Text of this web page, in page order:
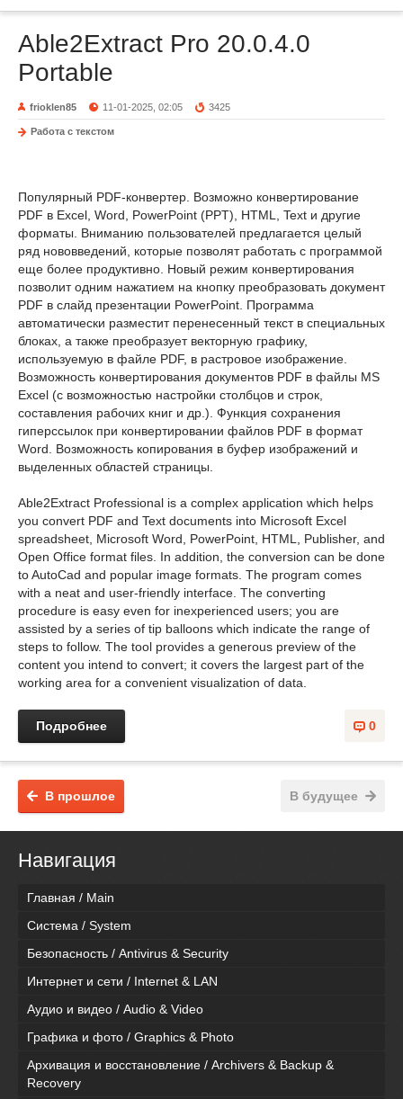
Able2Extract Pro 20.0.4.0
Portable
frioklen85 11-01-2025, 02:05 3425
Работа с текстом
Популярный PDF-конвертер. Возможно конвертирование
PDF в Excel, Word, PowerPoint (PPT), HTML, Text и другие
форматы. Вниманию пользователей предлагается целый
ряд нововведений, которые позволят работать с программой
еще более продуктивно. Новый режим конвертирования
позволит одним нажатием на кнопку преобразовать документ
PDF в слайд презентации PowerPoint. Программа
автоматически разместит перенесенный текст в специальных
блоках, а также преобразует векторную графику,
используемую в файле PDF, в растровое изображение.
Возможность конвертирования документов PDF в файлы MS
Excel (с возможностью настройки столбцов и строк,
составления рабочих книг и др.). Функция сохранения
гиперссылок при конвертировании файлов PDF в формат
Word. Возможность копирования в буфер изображений и
выделенных областей страницы.
Able2Extract Professional is a complex application which helps
you convert PDF and Text documents into Microsoft Excel
spreadsheet, Microsoft Word, PowerPoint, HTML, Publisher, and
Open Office format files. In addition, the conversion can be done
to AutoCad and popular image formats. The program comes
with a neat and user-friendly interface. The converting
procedure is easy even for inexperienced users; you are
assisted by a series of tip balloons which indicate the range of
steps to follow. The tool provides a generous preview of the
content you intend to convert; it covers the largest part of the
working area for a convenient visualization of data.
0
Подробнее
В будущее
В прошлое
Навигация
Главная / Main
Система / System
Безопасность / Antivirus & Security
Интернет и сети / Internet & LAN
Аудио и видео / Audio & Video
Графика и фото / Graphics & Photo
Архивация и восстановление / Archivers & Backup &
Recovery